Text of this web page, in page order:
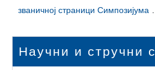
званичној страници Симпозијума
Научни и стручни